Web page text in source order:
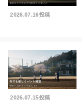
2026.07.16投稿
2026.07.15投稿